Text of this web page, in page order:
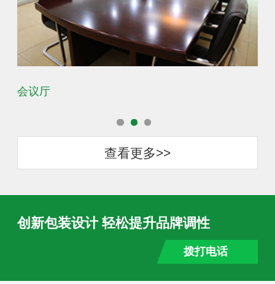
会议厅
查看更多>>
创新包装设计 轻松提升品牌调性
拨打电话